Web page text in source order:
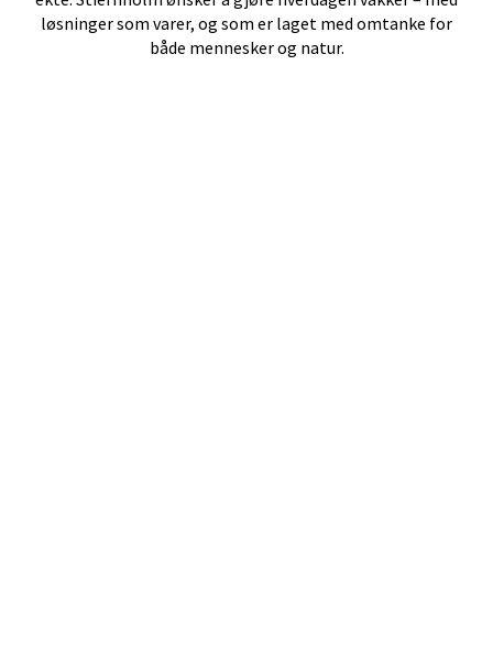
løsninger som varer, og som er laget med omtanke for
både mennesker og natur.